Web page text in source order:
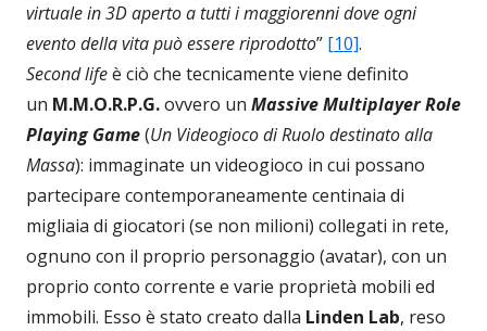
virtuale in 3D aperto a tutti i maggiorenni dove ogni
evento della vita può essere riprodotto” [10].
Second lifeè ciò che tecnicamente viene definito
un M.M.O.R.P.G.ovvero un Massive Multiplayer Role
Playing Game(Un Videogioco di Ruolo destinato alla
Massa): immaginate un videogioco in cui possano
partecipare contemporaneamente centinaia di
migliaia di giocatori (se non milioni) collegati in rete,
ognuno con il proprio personaggio (avatar), con un
proprio conto corrente e varie proprietà mobili ed
immobili. Esso è stato creato dalla Linden Lab, reso